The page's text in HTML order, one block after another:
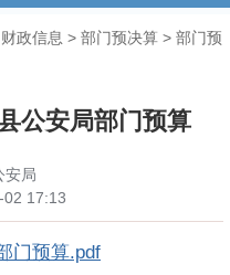
财政信息 > 部门预决算 > 部门预
公安局部门预算
安局
02 17:13
门预算.pdf